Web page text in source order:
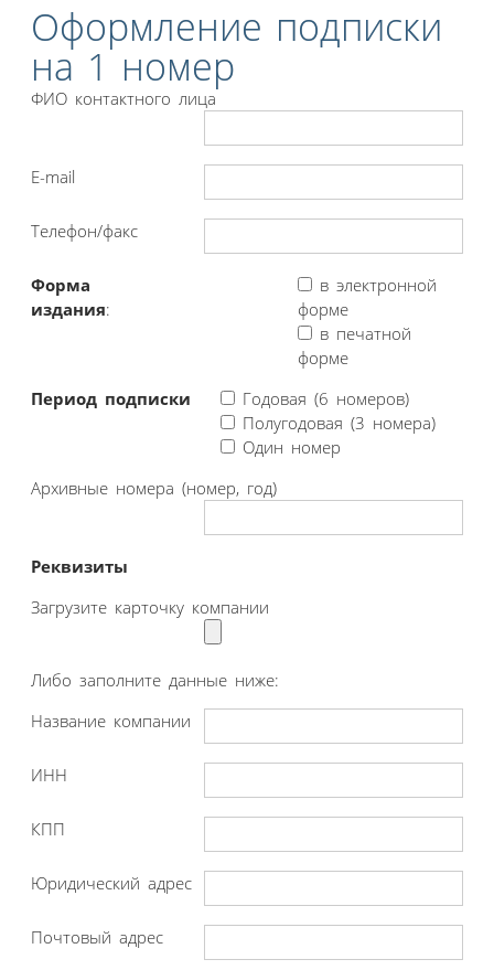
Оформление подписки
на 1 номер
ФИО контактного лица
E-mail
Телефон/факс
Форма
издания:
в электронной
форме
в печатной
форме
Период подписки
Годовая (6 номеров)
Полугодовая (3 номера)
Один номер
Архивные номера (номер, год)
Реквизиты
Загрузите карточку компании
Либо заполните данные ниже:
Название компании
ИНН
КПП
Юридический адрес
Почтовый адрес